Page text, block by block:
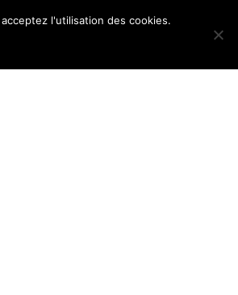
l'utilisation des cookies.